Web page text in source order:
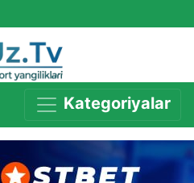
Kategoriyalar